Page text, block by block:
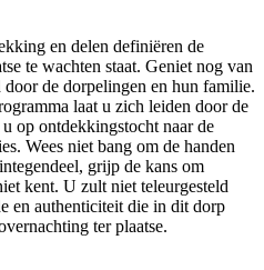
en delen definiëren de
te wachten staat. Geniet nog van
de dorpelingen en hun familie.
laat u zich leiden door de
op ontdekkingstocht naar de
Wees niet bang om de handen
grijp de kans om
kent. U zult niet teleurgesteld
en authenticiteit die in dit dorp
ter plaatse.